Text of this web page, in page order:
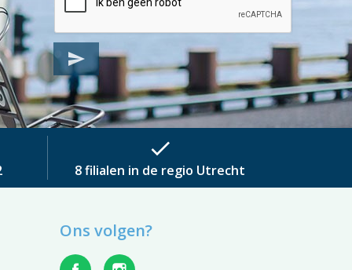
send
check
8 filialen in de regio Utrecht
Ons volgen?